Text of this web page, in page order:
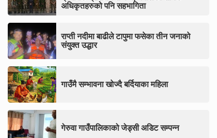
अधिकृतहरुको पनि सहभागिता
राप्ती नदीमा बाढीले टापुमा फसेका तीन जनाको
संयुक्त उद्धार
गाउँमै सम्भावना खोज्दै बर्दियाका महिला
गेरुवा गाउँपालिकाको जेड्सी अडिट सम्पन्न